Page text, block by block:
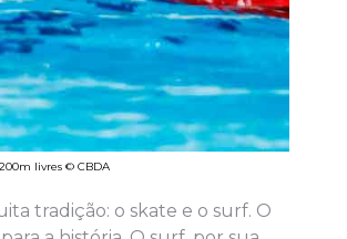
livres © CBDA
tradição: o skate e o surf. O